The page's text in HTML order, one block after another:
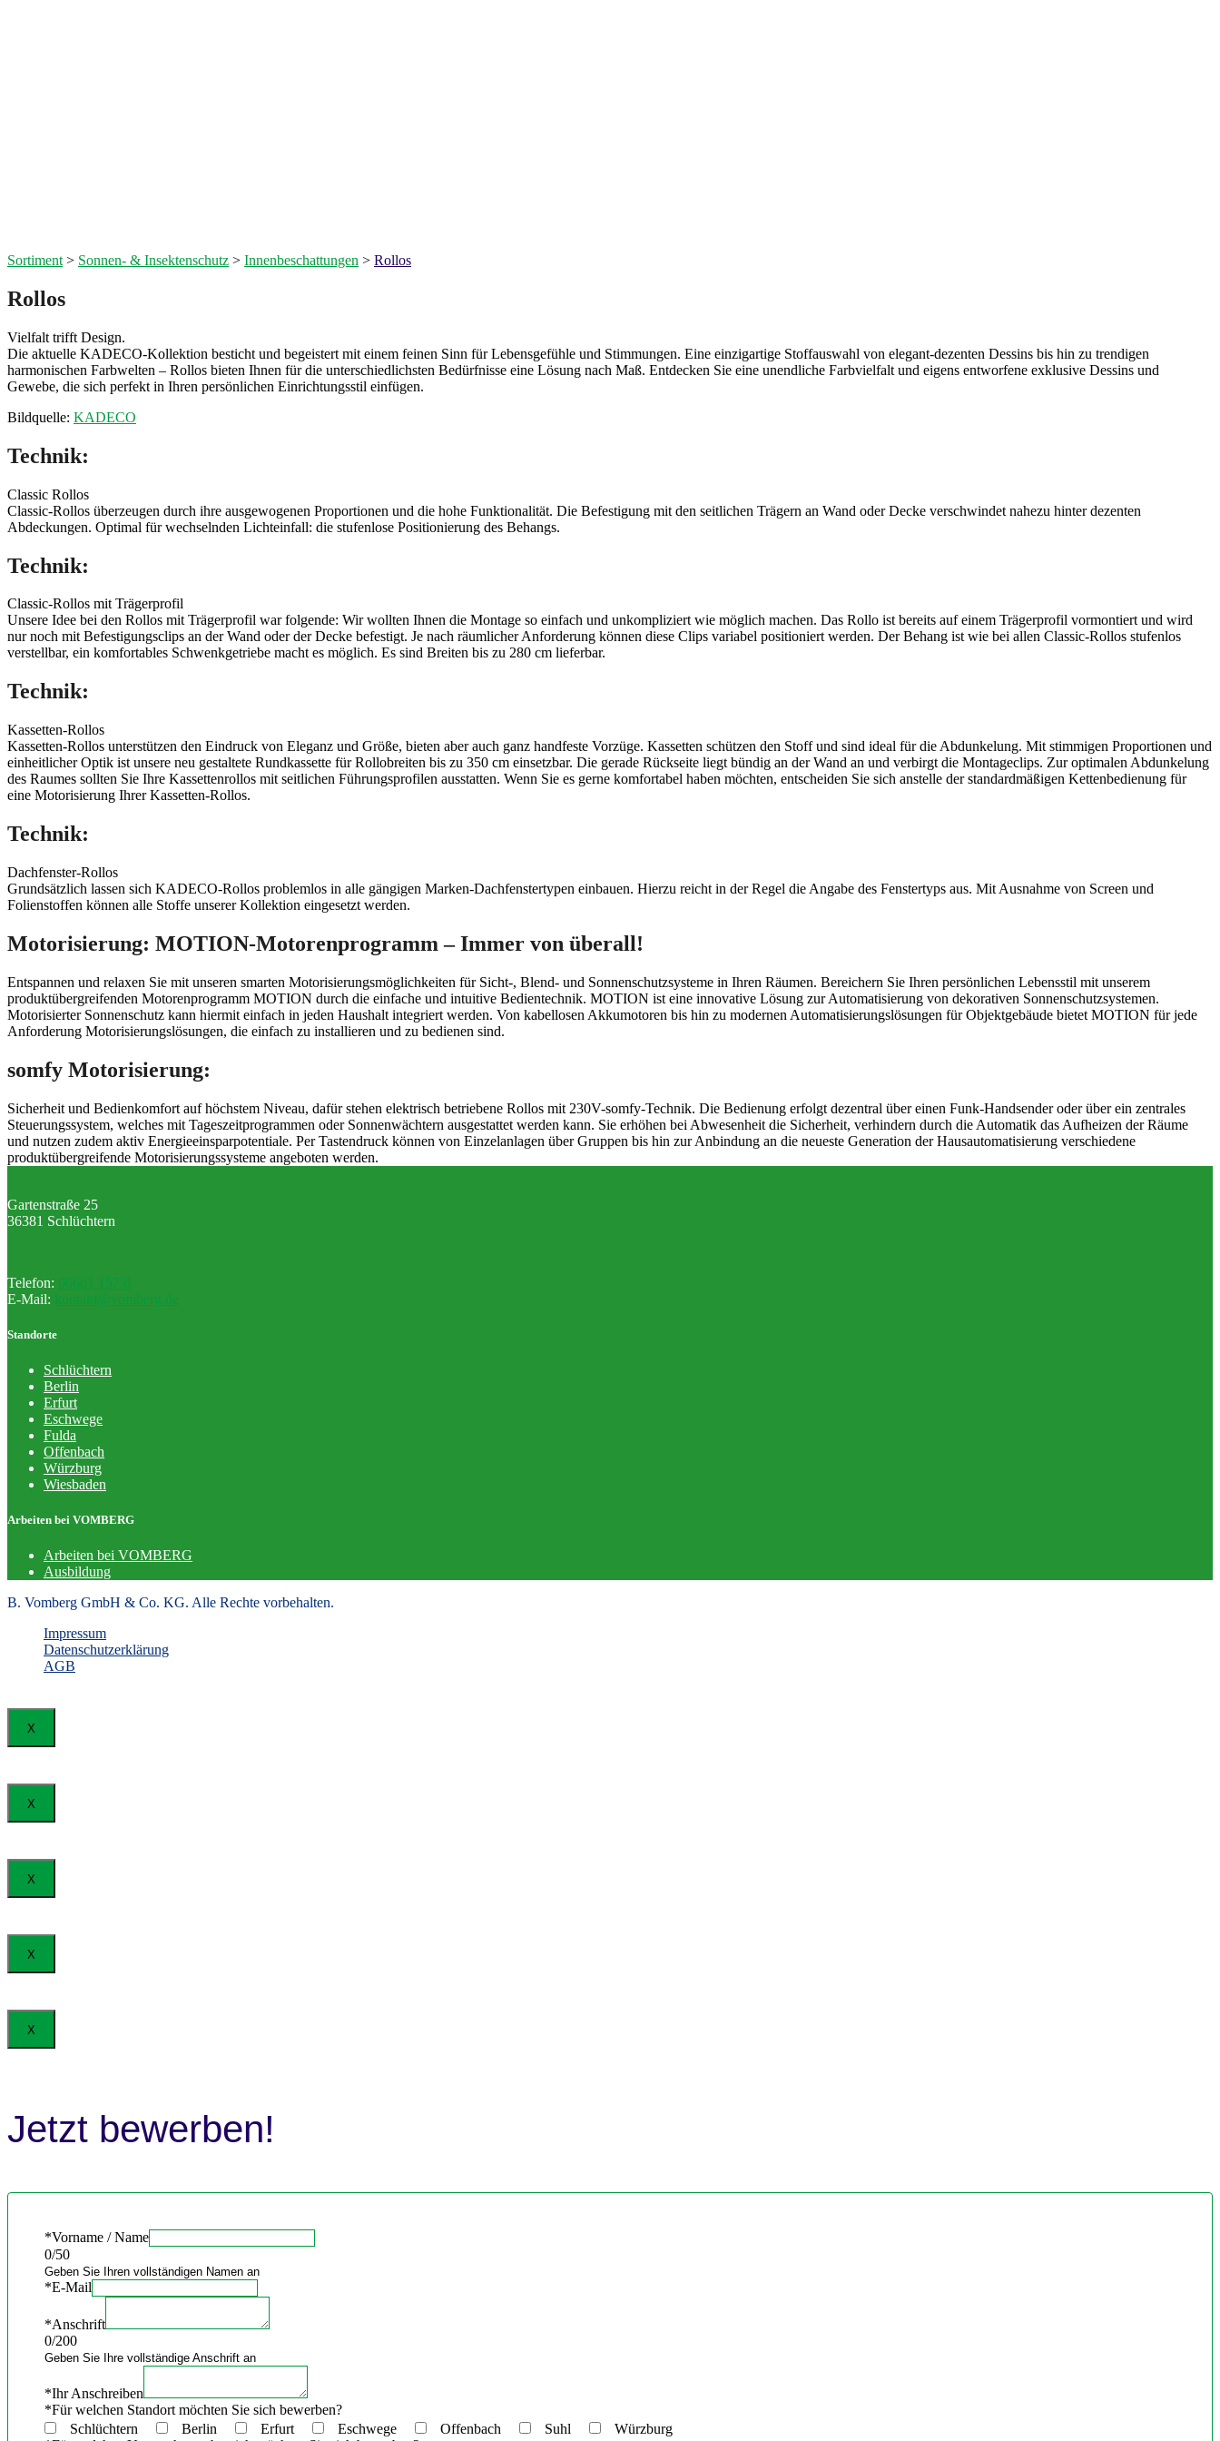
Sortiment > Sonnen- & Insektenschutz > Innenbeschattungen > Rollos
Rollos
Vielfalt trifft Design.
Die aktuelle KADECO-Kollektion besticht und begeistert mit einem feinen Sinn für Lebensgefühle und Stimmungen. Eine einzigartige Stoffauswahl von elegant-dezenten Dessins bis hin zu trendigen
harmonischen Farbwelten – Rollos bieten Ihnen für die unterschiedlichsten Bedürfnisse eine Lösung nach Maß. Entdecken Sie eine unendliche Farbvielfalt und eigens entworfene exklusive Dessins und
Gewebe, die sich perfekt in Ihren persönlichen Einrichtungsstil einfügen.
Bildquelle: KADECO
Technik:
Classic Rollos
Classic-Rollos überzeugen durch ihre ausgewogenen Proportionen und die hohe Funktionalität. Die Befestigung mit den seitlichen Trägern an Wand oder Decke verschwindet nahezu hinter dezenten
Abdeckungen. Optimal für wechselnden Lichteinfall: die stufenlose Positionierung des Behangs.
Technik:
Classic-Rollos mit Trägerprofil
Unsere Idee bei den Rollos mit Trägerprofil war folgende: Wir wollten Ihnen die Montage so einfach und unkompliziert wie möglich machen. Das Rollo ist bereits auf einem Trägerprofil vormontiert und wird
nur noch mit Befestigungsclips an der Wand oder der Decke befestigt. Je nach räumlicher Anforderung können diese Clips variabel positioniert werden. Der Behang ist wie bei allen Classic-Rollos stufenlos
verstellbar, ein komfortables Schwenkgetriebe macht es möglich. Es sind Breiten bis zu 280 cm lieferbar.
Technik:
Kassetten-Rollos
Kassetten-Rollos unterstützen den Eindruck von Eleganz und Größe, bieten aber auch ganz handfeste Vorzüge. Kassetten schützen den Stoff und sind ideal für die Abdunkelung. Mit stimmigen Proportionen und
einheitlicher Optik ist unsere neu gestaltete Rundkassette für Rollobreiten bis zu 350 cm einsetzbar. Die gerade Rückseite liegt bündig an der Wand an und verbirgt die Montageclips. Zur optimalen Abdunkelung
des Raumes sollten Sie Ihre Kassettenrollos mit seitlichen Führungsprofilen ausstatten. Wenn Sie es gerne komfortabel haben möchten, entscheiden Sie sich anstelle der standardmäßigen Kettenbedienung für
eine Motorisierung Ihrer Kassetten-Rollos.
Technik:
Dachfenster-Rollos
Grundsätzlich lassen sich KADECO-Rollos problemlos in alle gängigen Marken-Dachfenstertypen einbauen. Hierzu reicht in der Regel die Angabe des Fenstertyps aus. Mit Ausnahme von Screen und
Folienstoffen können alle Stoffe unserer Kollektion eingesetzt werden.
Motorisierung: MOTION-Motorenprogramm – Immer von überall!
Entspannen und relaxen Sie mit unseren smarten Motorisierungsmöglichkeiten für Sicht-, Blend- und Sonnenschutzsysteme in Ihren Räumen. Bereichern Sie Ihren persönlichen Lebensstil mit unserem
produktübergreifenden Motorenprogramm MOTION durch die einfache und intuitive Bedientechnik. MOTION ist eine innovative Lösung zur Automatisierung von dekorativen Sonnenschutzsystemen.
Motorisierter Sonnenschutz kann hiermit einfach in jeden Haushalt integriert werden. Von kabellosen Akkumotoren bis hin zu modernen Automatisierungslösungen für Objektgebäude bietet MOTION für jede
Anforderung Motorisierungslösungen, die einfach zu installieren und zu bedienen sind.
somfy Motorisierung:
Sicherheit und Bedienkomfort auf höchstem Niveau, dafür stehen elektrisch betriebene Rollos mit 230V-somfy-Technik. Die Bedienung erfolgt dezentral über einen Funk-Handsender oder über ein zentrales
Steuerungssystem, welches mit Tageszeitprogrammen oder Sonnenwächtern ausgestattet werden kann. Sie erhöhen bei Abwesenheit die Sicherheit, verhindern durch die Automatik das Aufheizen der Räume
und nutzen zudem aktiv Energieeinsparpotentiale. Per Tastendruck können von Einzelanlagen über Gruppen bis hin zur Anbindung an die neueste Generation der Hausautomatisierung verschiedene
produktübergreifende Motorisierungssysteme angeboten werden.
Gartenstraße 25
36381 Schlüchtern
Telefon: 06661 157 0
E-Mail: kontakt@vomberg.de
Standorte
Schlüchtern
Berlin
Erfurt
Eschwege
Fulda
Offenbach
Würzburg
Wiesbaden
Arbeiten bei VOMBERG
Arbeiten bei VOMBERG
Ausbildung
B. Vomberg GmbH & Co. KG. Alle Rechte vorbehalten.
Impressum
Datenschutzerklärung
AGB
X
X
X
X
X
Jetzt bewerben!
*Vorname / Name
0/50
Geben Sie Ihren vollständigen Namen an
*E-Mail
*Anschrift
0/200
Geben Sie Ihre vollständige Anschrift an
*Ihr Anschreiben
*Für welchen Standort möchten Sie sich bewerben?
Schlüchtern
Berlin Erfurt Eschwege Offenbach Suhl
Würzburg